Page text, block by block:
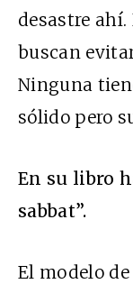
desastre
buscan
Ninguna
sólido pero
En su libro
sabbat”.
El modelo